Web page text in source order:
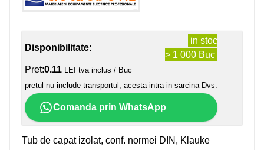
Disponibilitate:
in stoc
> 1 000 Buc
Pret:0.11 LEI tva inclus / Buc
pretul nu include transportul, acesta intra in sarcina Dvs.
Comanda prin WhatsApp
Tub de capat izolat, conf. normei DIN, Klauke